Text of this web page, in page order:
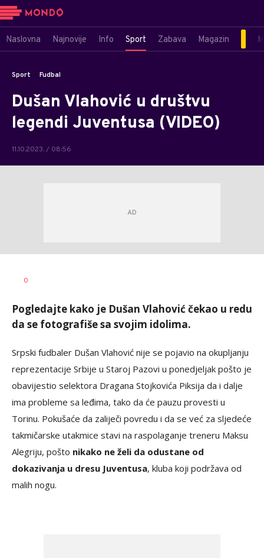
Naslovna Najnovije Info Sport Zabava Magazin
Sport Fudbal
Dušan Vlahović u društvu
legendi Juventusa (VIDEO)
11.10.2023. / 08:56
AUTOR
0
Pogledajte kako je Dušan Vlahović čekao u redu
da se fotografiše sa svojim idolima.
Srpski fudbaler Dušan Vlahović nije se pojavio na okupljanju
reprezentacije Srbije u Staroj Pazovi u ponedjeljak pošto je
obavijestio selektora Dragana Stojkovića Piksija da i dalje
ima probleme sa leđima, tako da će pauzu provesti u
Torinu. Pokušaće da zaliječi povredu i da se već za sljedeće
takmičarske utakmice stavi na raspolaganje treneru Maksu
Alegriju, pošto nikako ne želi da odustane od
dokazivanja u dresu Juventusa, kluba koji podržava od
malih nogu.